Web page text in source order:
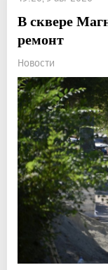
В сквере
ремонт
Новости